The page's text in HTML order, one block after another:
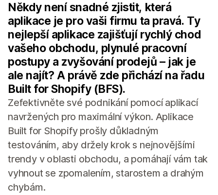
Někdy není snadné zjistit, která
aplikace je pro vaši firmu ta pravá. Ty
nejlepší aplikace zajišťují rychlý chod
vašeho obchodu, plynulé pracovní
postupy a zvyšování prodejů – jak je
ale najít? A právě zde přichází na řadu
Built for Shopify (BFS).
Zefektivněte své podnikání pomocí aplikací
navržených pro maximální výkon. Aplikace
Built for Shopify prošly důkladným
testováním, aby držely krok s nejnovějšími
trendy v oblasti obchodu, a pomáhají vám tak
vyhnout se zpomalením, starostem a drahým
chybám.